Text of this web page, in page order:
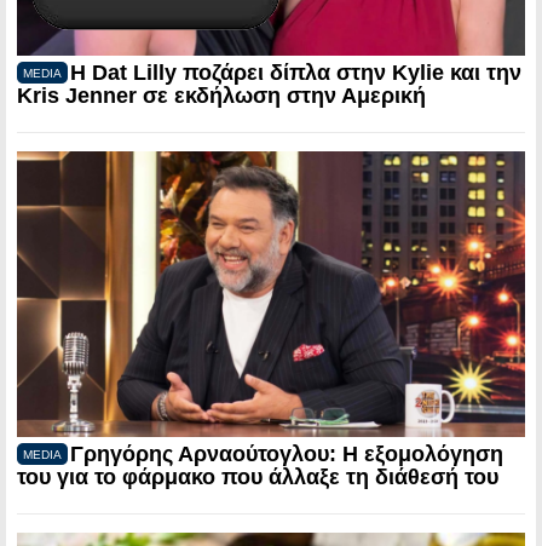
MEDIA
Η Dat Lilly ποζάρει δίπλα στην Kylie και την
Kris Jenner σε εκδήλωση στην Αμερική
MEDIA
Γρηγόρης Αρναούτογλου: Η εξομολόγηση
του για το φάρμακο που άλλαξε τη διάθεσή του